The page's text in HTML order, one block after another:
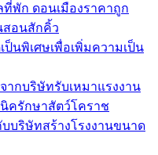
พัก ดอนเมืองราคาถูก
สอนสักคิ้ว
นพิเศษเพื่อเพิ่มความเป็น
ากบริษัทรับเหมาแรงงาน
ครักษาสัตว์โคราช
บริษัทสร้างโรงงานขนาด